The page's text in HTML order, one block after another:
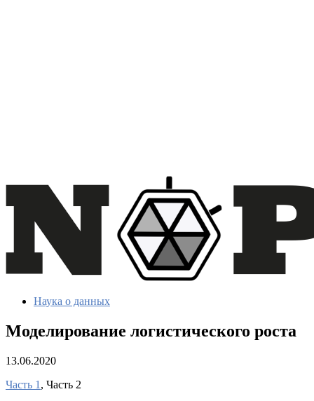
Наука о данных
Моделирование логистического роста
13.06.2020
Часть 1 , Часть 2